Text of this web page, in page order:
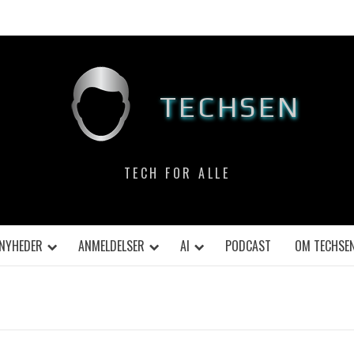
TECHSEN
TECH FOR ALLE
NYHEDER ANMELDELSER AI PODCAST OM